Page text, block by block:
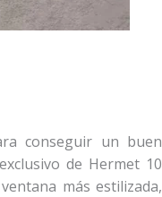
conseguir un buen
de Hermet 10
más estilizada,